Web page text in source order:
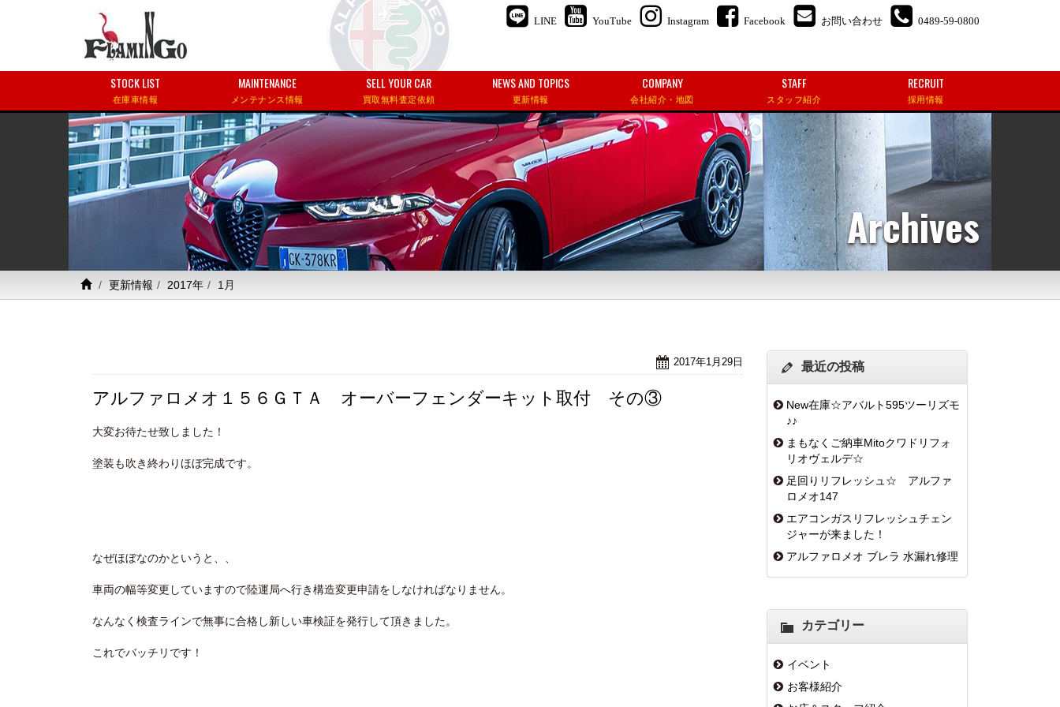
LINE YouTube Instagram Facebook お問い合わせ 0489-59-0800
STOCK LIST
在庫車情報
MAINTENANCE
メンテナンス情報
SELL YOUR CAR
買取無料査定依頼
NEWS AND TOPICS
更新情報
COMPANY
会社紹介・地図
STAFF
スタッフ紹介
RECRUIT
採用情報
Archives
更新情報 2017年 1月
2017年1月29日
アルファロメオ１５６ＧＴＡ オーバーフェンダーキット取付 その③
大変お待たせ致しました！
塗装も吹き終わりほぼ完成です。
なぜほぼなのかというと、、
車両の幅等変更していますので陸運局へ行き構造変更申請をしなければなりません。
なんなく検査ラインで無事に合格し新しい車検証を発行して頂きました。
これでバッチリです！
最近の投稿
New在庫☆アバルト595ツーリズモ
♪♪
まもなくご納車Mitoクワドリフォ
リオヴェルデ☆
足回りリフレッシュ☆ アルファ
ロメオ147
エアコンガスリフレッシュチェン
ジャーが来ました！
アルファロメオ ブレラ 水漏れ修理
カテゴリー
イベント
お客様紹介